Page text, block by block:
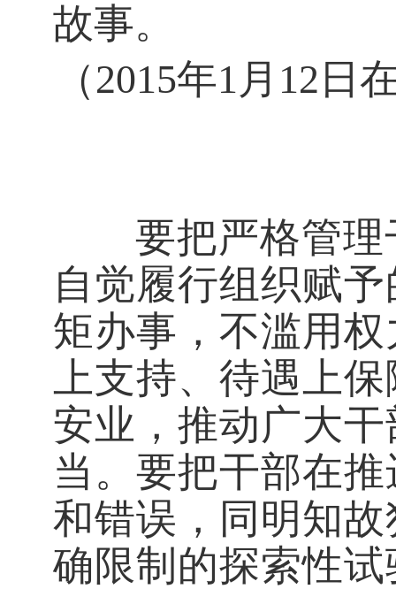
故事。
（2015年1月12
要把严格管理
自觉履行组织赋
矩办事，不滥用
上支持、待遇上
安业，推动广大
当。要把干部在
和错误，同明知
确限制的探索性